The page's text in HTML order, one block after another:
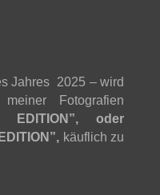
Jahres 2025 – wird
Fotografien
EDITION”, oder
käuflich zu